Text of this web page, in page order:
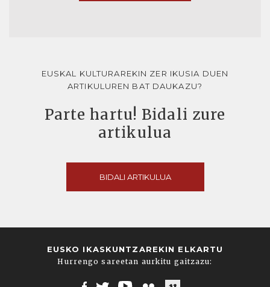
EUSKAL KULTURAREKIN ZER IKUSIA DUEN
ARTIKULUREN BAT DAUKAZU?
Parte hartu! Bidali zure
artikulua
BIDALI ARTIKULUA
EUSKO IKASKUNTZAREKIN ELKARTU
Hurrengo sareetan aurkitu gaitzazu: